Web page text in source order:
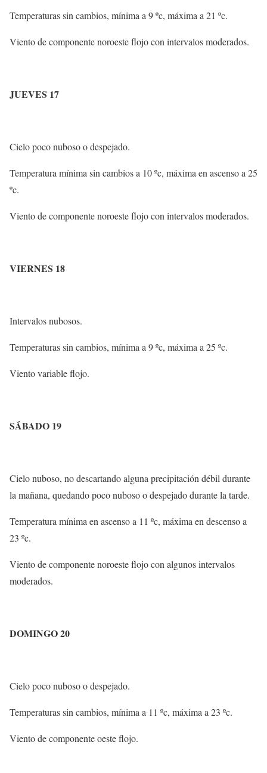
Temperaturas sin cambios, mínima a 9 ºc, máxima a 21 ºc.
Viento de componente noroeste flojo con intervalos moderados.
JUEVES 17
Cielo poco nuboso o despejado.
Temperatura mínima sin cambios a 10 ºc, máxima en ascenso a 25
ºc.
Viento de componente noroeste flojo con intervalos moderados.
VIERNES 18
Intervalos nubosos.
Temperaturas sin cambios, mínima a 9 ºc, máxima a 25 ºc.
Viento variable flojo.
SÁBADO 19
Cielo nuboso, no descartando alguna precipitación débil durante
la mañana, quedando poco nuboso o despejado durante la tarde.
Temperatura mínima en ascenso a 11 ºc, máxima en descenso a
23 ºc.
Viento de componente noroeste flojo con algunos intervalos
moderados.
DOMINGO 20
Cielo poco nuboso o despejado.
Temperaturas sin cambios, mínima a 11 ºc, máxima a 23 ºc.
Viento de componente oeste flojo.